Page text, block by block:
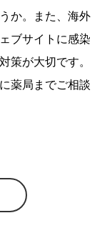
か。また、海外
ブサイトに感染
策が大切です。
薬局までご相談